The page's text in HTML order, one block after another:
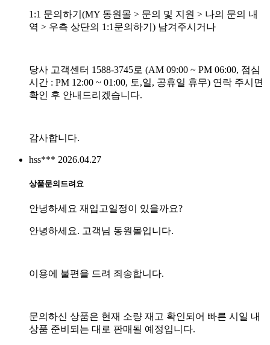
1:1 문의하기(MY 동원몰 > 문의 및 지원 > 나의 문의 내
역 > 우측 상단의 1:1문의하기) 남겨주시거나
당사 고객센터 1588-3745로 (AM 09:00 ~ PM 06:00, 점심
시간 : PM 12:00 ~ 01:00, 토,일, 공휴일 휴무) 연락 주시면
확인 후 안내드리겠습니다.
감사합니다.
hss*** 2026.04.27
상품문의드려요
안녕하세요 재입고일정이 있을까요?
안녕하세요. 고객님 동원몰입니다.
이용에 불편을 드려 죄송합니다.
문의하신 상품은 현재 소량 재고 확인되어 빠른 시일 내
상품 준비되는 대로 판매될 예정입니다.